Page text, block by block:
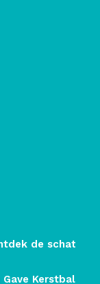
de schatten
Kerstballen!